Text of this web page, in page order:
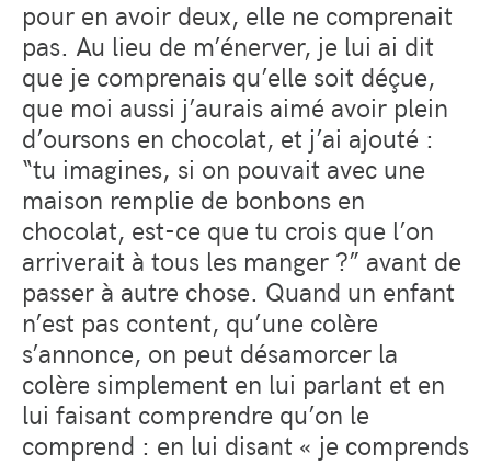
pour en avoir deux, elle ne comprenait
pas. Au lieu de m’énerver, je lui ai dit
que je comprenais qu’elle soit déçue,
que moi aussi j’aurais aimé avoir plein
d’oursons en chocolat, et j’ai ajouté :
“tu imagines, si on pouvait avec une
maison remplie de bonbons en
chocolat, est-ce que tu crois que l’on
arriverait à tous les manger ?” avant de
passer à autre chose. Quand un enfant
n’est pas content, qu’une colère
s’annonce, on peut désamorcer la
colère simplement en lui parlant et en
lui faisant comprendre qu’on le
comprend : en lui disant « je comprends